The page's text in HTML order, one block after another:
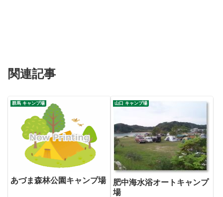
関連記事
群馬 キャンプ場
あづま森林公園キャンプ場
山口 キャンプ場
肥中海水浴オートキャンプ
場